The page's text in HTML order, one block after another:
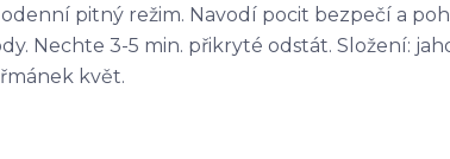
pitný režim. Navodí pocit bezpečí a
Nechte 3-5 min. přikryté odstát. Složení:
květ.